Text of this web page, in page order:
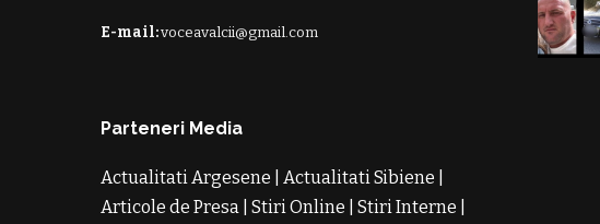
E-mail:voceavalcii@gmail.com
Parteneri Media
Actualitati Argesene Actualitati Sibiene
Articole de Presa
Stiri Online Stiri Interne